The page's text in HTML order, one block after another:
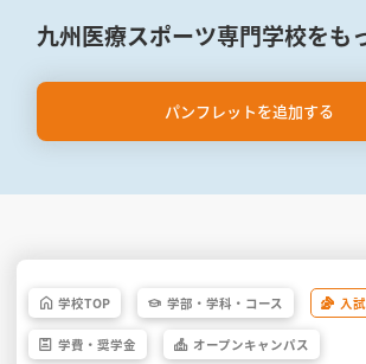
九州医療スポーツ専門学校をも
パンフレットを追加する
学校TOP 学部・ 学科・ コース 入
学費・ 奨学金 オープンキャンパス